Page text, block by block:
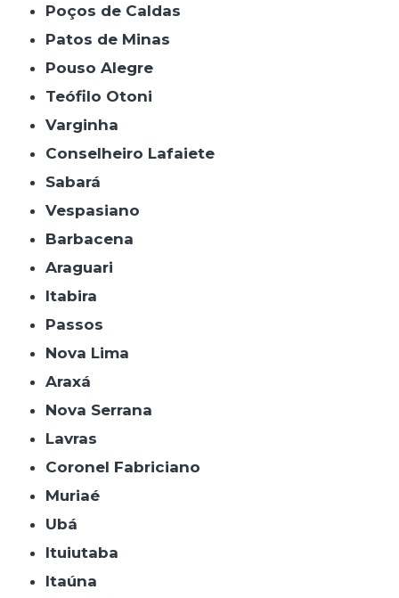
Poços de Caldas
Patos de Minas
Pouso Alegre
Teófilo Otoni
Varginha
Conselheiro Lafaiete
Sabará
Vespasiano
Barbacena
Araguari
Itabira
Passos
Nova Lima
Araxá
Nova Serrana
Lavras
Coronel Fabriciano
Muriaé
Ubá
Ituiutaba
Itaúna